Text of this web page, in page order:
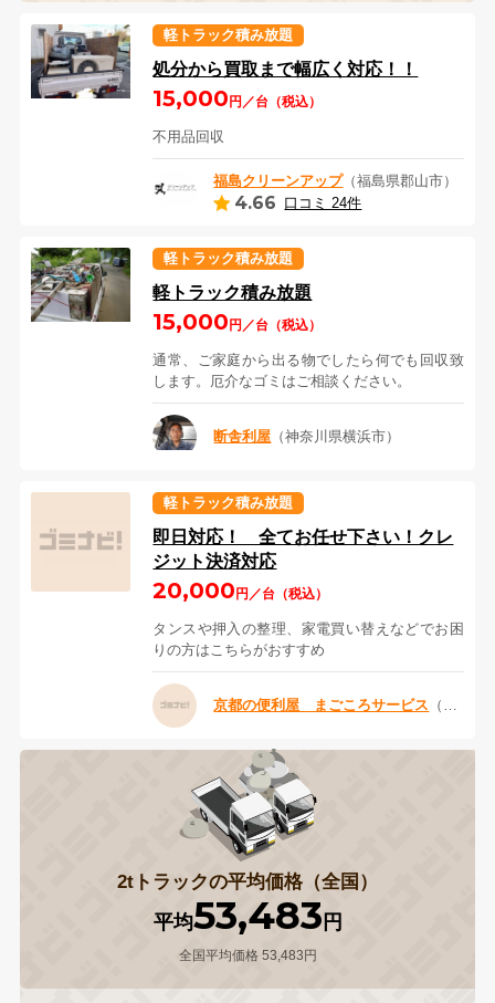
軽トラック積み放題
処分から買取まで幅広く対応！！
15,000 円／台（税込）
不用品回収
福島クリーンアップ（福島県郡山市）
4.66 口コミ 24件
軽トラック積み放題
軽トラック積み放題
15,000 円／台（税込）
通常、ご家庭から出る物でしたら何でも回収致
します。厄介なゴミはご相談ください。
断舎利屋 （神奈川県横浜市）
軽トラック積み放題
即日対応！ 全てお任せ下さい！クレ
ジット決済対応
20,000 円／台（税込）
タンスや押入の整理、家電買い替えなどでお困
りの方はこちらがおすすめ
京都の便利屋 まごころサービス （京都府京都市）
2tトラックの平均価格（全国）
平均53,483 円
全国平均価格 53,483円